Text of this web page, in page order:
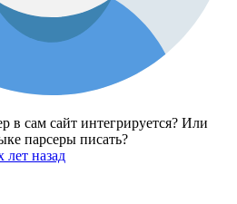
в сам сайт интегрируется? Или
парсеры писать?
лет назад